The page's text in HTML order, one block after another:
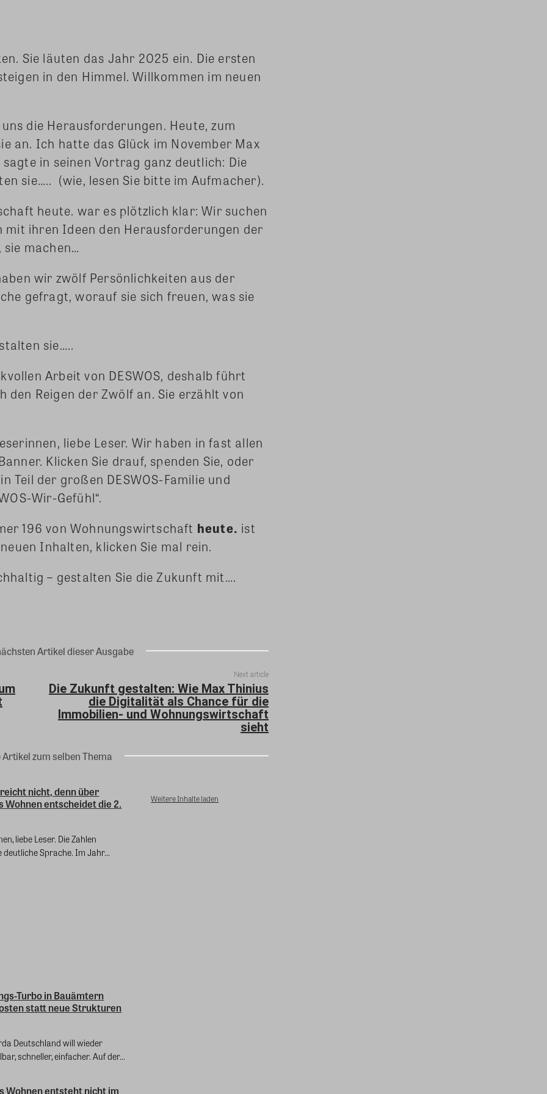
Sie läuten das Jahr 2025 ein. Die ersten
in den Himmel. Willkommen im neuen
die Herausforderungen. Heute, zum
an. Ich hatte das Glück im November Max
in seinen Vortrag ganz deutlich: Die
sie….. (wie, lesen Sie bitte im Aufmacher).
heute. war es plötzlich klar: Wir suchen
ihren Ideen den Herausforderungen der
machen…
wir zwölf Persönlichkeiten aus der
gefragt, worauf sie sich freuen, was sie
sie…..
Arbeit von DESWOS, deshalb führt
den Reigen der Zwölf an. Sie erzählt von
liebe Leser. Wir haben in fast allen
Klicken Sie drauf, spenden Sie, oder
Teil der großen DESWOS-Familie und
Wir-Gefühl“.
196 von Wohnungswirtschaft heute. ist
Inhalten, klicken Sie mal rein.
– gestalten Sie die Zukunft mit….
Artikel dieser Ausgabe
Next article
Die Zukunft gestalten: Wie Max Thinius
die Digitalität als Chance für die
Immobilien- und Wohnungswirtschaft
sieht
Artikel zum selben Thema
nicht, denn über
Wohnen entscheidet die 2.
liebe Leser. Die Zahlen
deutliche Sprache. Im Jahr...
Turbo in Bauämtern
statt neue Strukturen
Deutschland will wieder
schneller, einfacher. Auf der...
Wohnen entsteht nicht im
Weitere Inhalte laden